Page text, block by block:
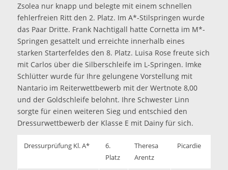
Zsolea nur knapp und belegte mit einem schnellen
fehlerfreien Ritt den 2. Platz. Im A*-Stilspringen wurde
das Paar Dritte. Frank Nachtigall hatte Cornetta im M*-
Springen gesattelt und erreichte innerhalb eines
starken Starterfeldes den 8. Platz. Luisa Rose freute sich
mit Carlos über die Silberschleife im L-Springen. Imke
Schlütter wurde für Ihre gelungene Vorstellung mit
Nantario im Reiterwettbewerb mit der Wertnote 8,00
und der Goldschleife belohnt. Ihre Schwester Linn
sorgte für einen weiteren Sieg und entschied den
Dressurwettbewerb der Klasse E mit Dainy für sich.
Dressurprüfung Kl. A*
6.
Platz
Theresa
Arentz
Picardie